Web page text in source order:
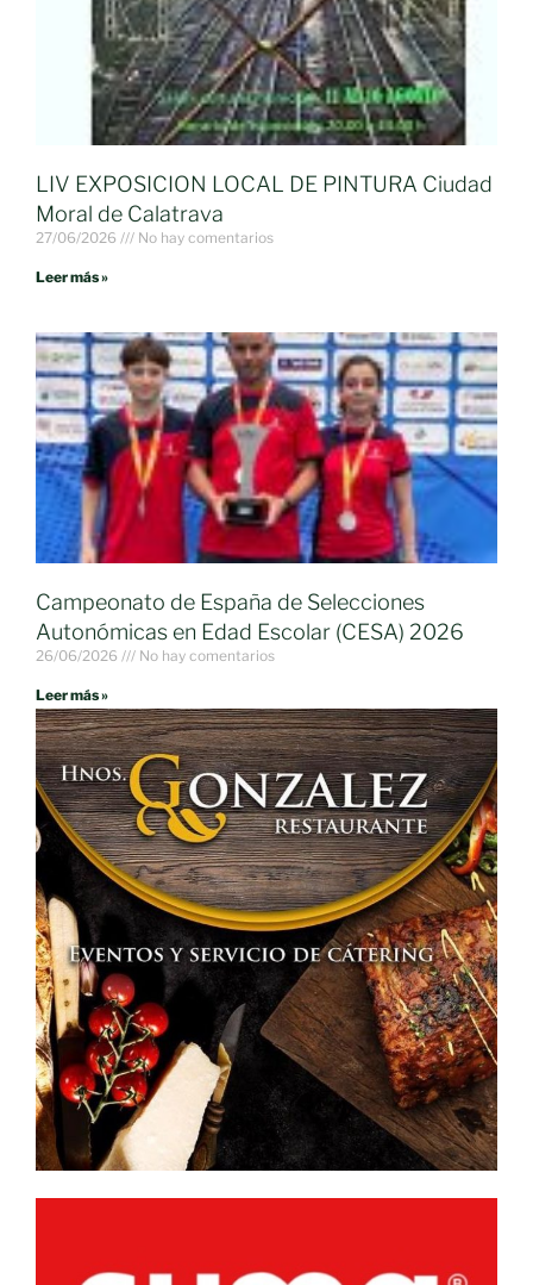
LIV EXPOSICION LOCAL DE PINTURA Ciudad
Moral de Calatrava
27/06/2026 No hay comentarios
Leer más »
Campeonato de España de Selecciones
Autonómicas en Edad Escolar (CESA) 2026
26/06/2026 No hay comentarios
Leer más »